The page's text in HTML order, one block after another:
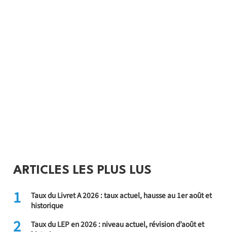
ARTICLES LES PLUS LUS
1
Taux du Livret A 2026 : taux actuel, hausse au 1er août et
historique
2
Taux du LEP en 2026 : niveau actuel, révision d’août et